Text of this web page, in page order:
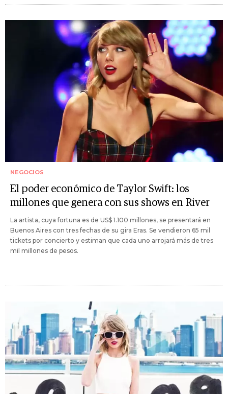
NEGOCIOS
El poder económico de Taylor Swift: los
millones que genera con sus shows en River
La artista, cuya fortuna es de US$ 1.100 millones, se presentará en
Buenos Aires con tres fechas de su gira Eras. Se vendieron 65 mil
tickets por concierto y estiman que cada uno arrojará más de tres
mil millones de pesos.